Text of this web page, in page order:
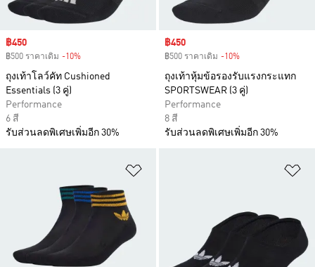
Sale price
฿450
฿500 ราคาเดิม -10%
ถุงเท้าโลว์คัท Cushioned
Essentials (3 คู่)
Performance
6 สี
รับส่วนลดพิเศษเพิ่มอีก 30%
Sale price
฿450
฿500 ราคาเดิม -10%
ถุงเท้าหุ้มข้อรองรับแรงกระแทก
SPORTSWEAR (3 คู่)
Performance
8 สี
รับส่วนลดพิเศษเพิ่มอีก 30%